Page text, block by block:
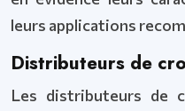
leurs applications
Distributeurs de
Les distributeurs de